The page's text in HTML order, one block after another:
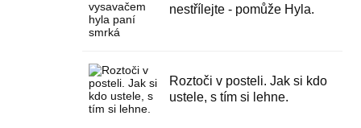
nestřílejte - pomůže Hyla.
Roztoči v posteli. Jak si kdo
ustele, s tím si lehne.